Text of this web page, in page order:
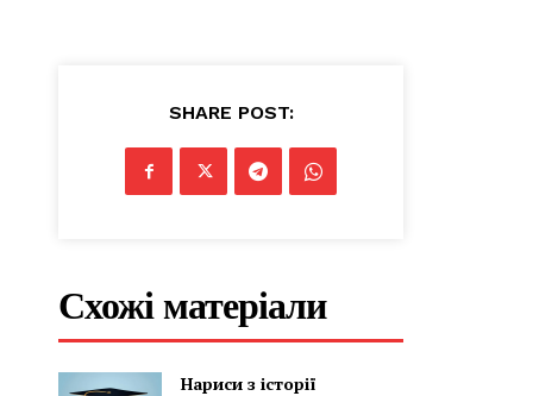
SHARE POST:
Схожі матеріали
Нариси з історії